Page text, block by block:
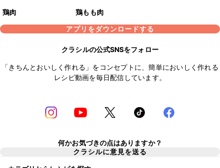
鶏肉
鶏もも肉
アプリをダウンロードする
クラシルの公式SNSをフォロー
「きちんとおいしく作れる」をコンセプトに、簡単においしく作れる
レシピ動画を毎日配信しています。
何かお気づきの点はありますか？
クラシルに意見を送る